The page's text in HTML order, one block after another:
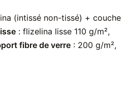
(intissé non-tissé) + couche
: flizelina lisse 110 g/m²,
fibre de verre : 200 g/m²,